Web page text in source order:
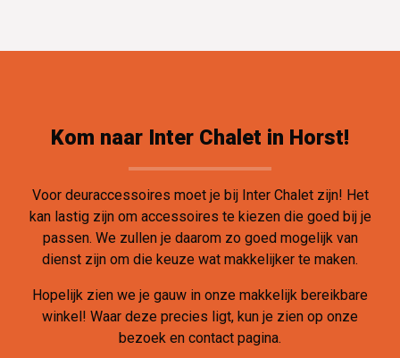
Kom naar Inter Chalet in Horst!
Voor deuraccessoires moet je bij Inter Chalet zijn! Het
kan lastig zijn om accessoires te kiezen die goed bij je
passen. We zullen je daarom zo goed mogelijk van
dienst zijn om die keuze wat makkelijker te maken.
Hopelijk zien we je gauw in onze makkelijk bereikbare
winkel! Waar deze precies ligt, kun je zien op onze
bezoek en contact pagina.